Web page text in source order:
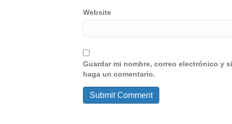
Website
Guardar mi nombre, correo electrónico y
haga un comentario.